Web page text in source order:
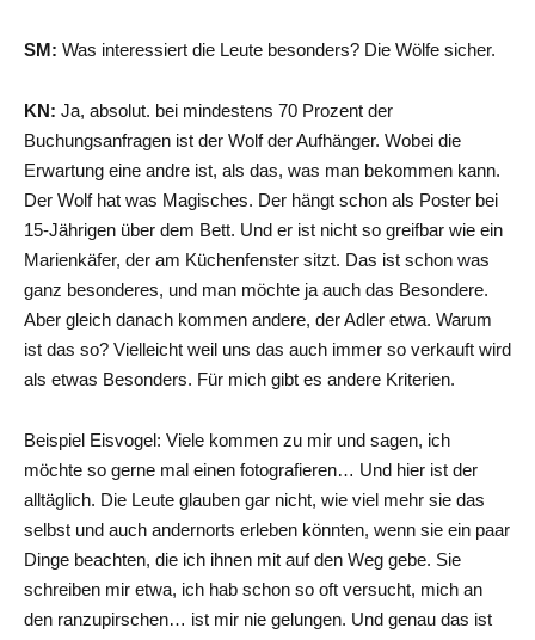
SM: Was interessiert die Leute besonders? Die Wölfe sicher.
KN: Ja, absolut. bei mindestens 70 Prozent der
Buchungsanfragen ist der Wolf der Aufhänger. Wobei die
Erwartung eine andre ist, als das, was man bekommen kann.
Der Wolf hat was Magisches. Der hängt schon als Poster bei
15-Jährigen über dem Bett. Und er ist nicht so greifbar wie ein
Marienkäfer, der am Küchenfenster sitzt. Das ist schon was
ganz besonderes, und man möchte ja auch das Besondere.
Aber gleich danach kommen andere, der Adler etwa. Warum
ist das so? Vielleicht weil uns das auch immer so verkauft wird
als etwas Besonders. Für mich gibt es andere Kriterien.
Beispiel Eisvogel: Viele kommen zu mir und sagen, ich
möchte so gerne mal einen fotografieren… Und hier ist der
alltäglich. Die Leute glauben gar nicht, wie viel mehr sie das
selbst und auch andernorts erleben könnten, wenn sie ein paar
Dinge beachten, die ich ihnen mit auf den Weg gebe. Sie
schreiben mir etwa, ich hab schon so oft versucht, mich an
den ranzupirschen… ist mir nie gelungen. Und genau das ist